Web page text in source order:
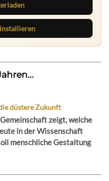
düstere Zukunft
zeigt, welche
in der Wissenschaft
menschliche Gestaltung